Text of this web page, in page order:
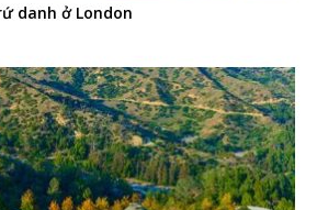
danh ở London